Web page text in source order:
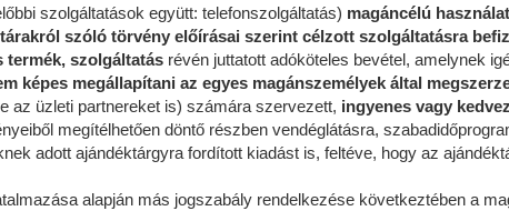
szolgáltatások együtt: telefonszolgáltatás) magáncélú
szóló törvény előírásai szerint célzott szolgáltatásra
termék, szolgáltatás révén juttatott adóköteles bevétel, amelynek
képes megállapítani az egyes magánszemélyek által
az üzleti partnereket is) számára szervezett, ingyenes vagy
megítélhetően döntő részben vendéglátásra,
adott ajándéktárgyra fordított kiadást is, feltéve, hogy az
alapján más jogszabály rendelkezése következtében a